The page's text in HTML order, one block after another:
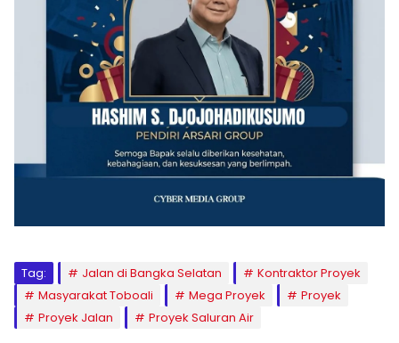
Tag: Jalan di Bangka Selatan
Kontraktor Proyek
Masyarakat Toboali
Mega Proyek
Proyek
Proyek Jalan
Proyek Saluran Air